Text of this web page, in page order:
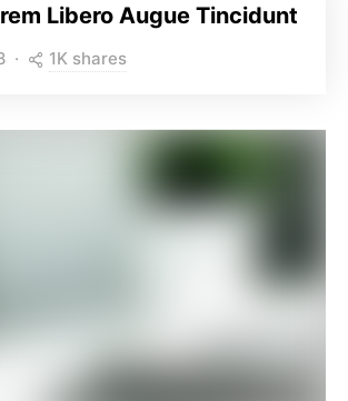
Libero Augue Tincidunt
1K shares